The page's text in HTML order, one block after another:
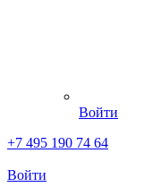
Войти
+7 495 190 74 64
Войти